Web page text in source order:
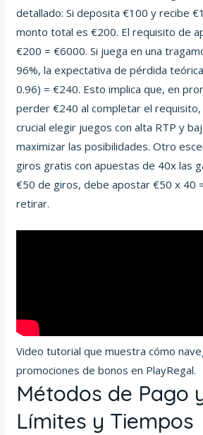
detallado: Si deposita €100 y recibe
monto total es €200. El requisito de
€200 = €6000. Si juega en una
96%, la expectativa de pérdida
0.96) = €240. Esto implica que, en
perder €240 al completar el
crucial elegir juegos con alta RTP y
maximizar las posibilidades. Otro
giros gratis con apuestas de 40x las
€50 de giros, debe apostar €50 x 40
retirar.
Video tutorial que muestra cómo
promociones de bonos en PlayRegal.
Métodos de Pago
Límites y Tiempos